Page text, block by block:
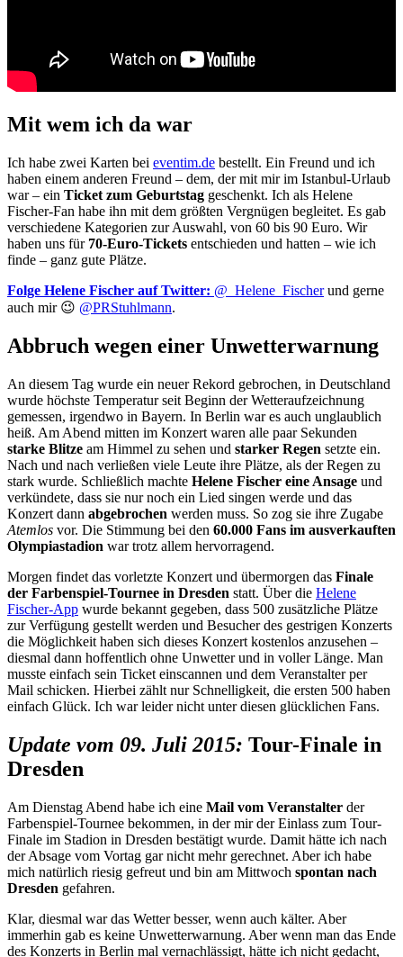
Mit wem ich da war
Ich habe zwei Karten bei eventim.de bestellt. Ein Freund und ich
haben einem anderen Freund – dem, der mit mir im Istanbul-Urlaub
war – ein Ticket zum Geburtstag geschenkt. Ich als Helene
Fischer-Fan habe ihn mit dem größten Vergnügen begleitet. Es gab
verschiedene Kategorien zur Auswahl, von 60 bis 90 Euro. Wir
haben uns für 70-Euro-Tickets entschieden und hatten – wie ich
finde – ganz gute Plätze.
Folge Helene Fischer auf Twitter: @_Helene_Fischerund gerne
auch mir 😉 @PRStuhlmann.
Abbruch wegen einer Unwetterwarnung
An diesem Tag wurde ein neuer Rekord gebrochen, in Deutschland
wurde höchste Temperatur seit Beginn der Wetteraufzeichnung
gemessen, irgendwo in Bayern. In Berlin war es auch unglaublich
heiß. Am Abend mitten im Konzert waren alle paar Sekunden
starke Blitze am Himmel zu sehen und starker Regen setzte ein.
Nach und nach verließen viele Leute ihre Plätze, als der Regen zu
stark wurde. Schließlich machte Helene Fischer eine Ansage und
verkündete, dass sie nur noch ein Lied singen werde und das
Konzert dann abgebrochen werden muss. So zog sie ihre Zugabe
Atemlos vor. Die Stimmung bei den 60.000 Fans im ausverkauften
Olympiastadion war trotz allem hervorragend.
Morgen findet das vorletzte Konzert und übermorgen das Finale
der Farbenspiel-Tournee in Dresden statt. Über die Helene
Fischer-App wurde bekannt gegeben, dass 500 zusätzliche Plätze
zur Verfügung gestellt werden und Besucher des gestrigen Konzerts
die Möglichkeit haben sich dieses Konzert kostenlos anzusehen –
diesmal dann hoffentlich ohne Unwetter und in voller Länge. Man
musste einfach sein Ticket einscannen und dem Veranstalter per
Mail schicken. Hierbei zählt nur Schnelligkeit, die ersten 500 haben
einfach Glück. Ich war leider nicht unter diesen glücklichen Fans.
Update vom 09. Juli 2015: Tour-Finale in
Dresden
Am Dienstag Abend habe ich eine Mail vom Veranstalter der
Farbenspiel-Tournee bekommen, in der mir der Einlass zum Tour-
Finale im Stadion in Dresden bestätigt wurde. Damit hätte ich nach
der Absage vom Vortag gar nicht mehr gerechnet. Aber ich habe
mich natürlich riesig gefreut und bin am Mittwoch spontan nach
Dresden gefahren.
Klar, diesmal war das Wetter besser, wenn auch kälter. Aber
immerhin gab es keine Unwetterwarnung. Aber wenn man das Ende
des Konzerts in Berlin mal vernachlässigt, hätte ich nicht gedacht,